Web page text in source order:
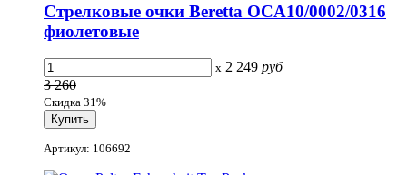
Стрелковые очки Beretta OCA10/0002/0316
фиолетовые
x 2 249 руб
3 260
Скидка 31%
Артикул: 106692